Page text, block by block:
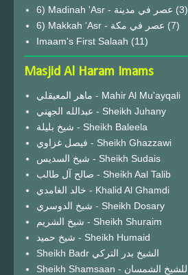
6) Madinah 'Asr - عصر في مدينة (3)
6) Makkah 'Asr - عصر في مكة (7)
Imaam's First Salaah (11)
Masjid Al Haram Imams
ماهر المعيقلي - Mahir Al Mu'ayqali
عبدالله الجهني - Sheikh Juhany
شيخ بليلة - Sheikh Baleela
فيصل غزاوي - Sheikh Ghazzawi
شيخ السديس - Sheikh Sudais
صالح آل طالب - Sheikh Aal Talib
خالد الغامدي - Khalid Al Ghamdi
شيخ الدوسري - Sheikh Dosary
شيخ الشريم - Sheikh Shuraim
شيخ حميد - Sheikh Humaid
Sheikh Badr الشيخ بدر التركي
Sheikh Shamsaan - للشيخ الشمسان